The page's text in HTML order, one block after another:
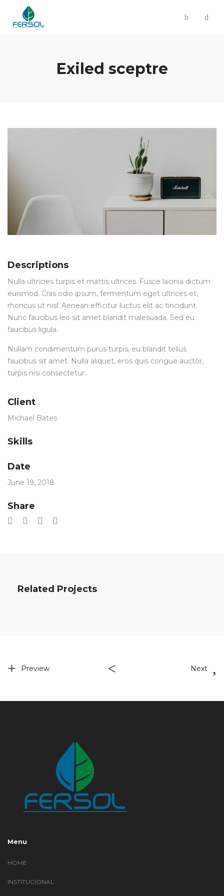
Exiled sceptre
Descriptions
Nulla ultricies turpis et mattis ultrices. Fusce lacinia dictum
euismod. Cras odio ipsum, fermentum eget ultrices et,
rhoncus ut nisl. Aenean efficitur luctus elit ac tincidunt.
Nunc faucibus leo sit amet blandit malesuada. Sed eu
faucibus ligula.
Nullam condimentum purus turpis, eu blandit tellus
faucibus sit amet. Nulla aliquet, eros quis congue auctor,
turpis nisi consectetur.
Client
Michael Bates
Skills
Date
June 19, 2018
Share
Related Projects
Preview Next
Menu
HOME
INSTITUCIONAL